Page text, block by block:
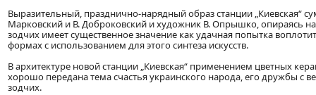
Выразительный, празднично-нарядный образ станции „Киевская“
Марковский и В. Доброковский и художник В. Опрышко, опираясь
зодчих имеет существенное значение как удачная попытка
формах с использованием для этого синтеза искусств.
В архитектуре новой станции „Киевская“ применением цветных
хорошо передана тема счастья украинского народа, его дружбы
зодчих.